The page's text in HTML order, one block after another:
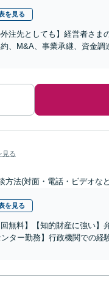
を見る
注先としても】経営者さ
、M&A、事業承継、資金
見る
方法(対面・電話・ビデオな
を見る
無料】【知的財産に強い
ター勤務】行政機関での